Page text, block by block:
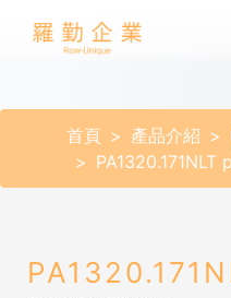
首頁 產品介紹
PA1320.171NLT